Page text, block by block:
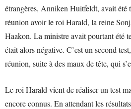
étrangères, Anniken Huitfeldt, avait été
réunion avoir le roi Harald, la reine
Haakon. La ministre avait pourtant été
était alors négative. C’est un second
réunion, suite à des maux de tête, qui
Le roi Harald vient de réaliser un test
encore connus. En attendant les